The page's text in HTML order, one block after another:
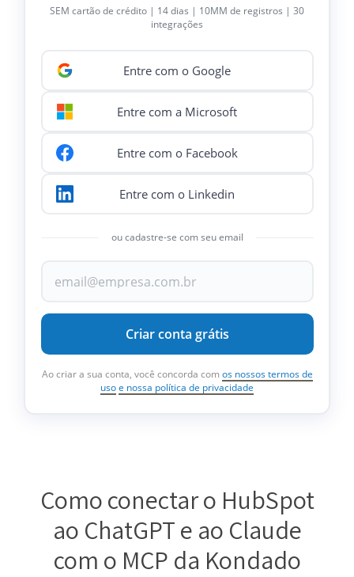
SEM cartão de crédito | 14 dias | 10MM de registros | 30
integrações
Entre com o Google
Entre com a Microsoft
Entre com o Facebook
Entre com o Linkedin
ou cadastre-se com seu email
Criar conta grátis
Ao criar a sua conta, você concorda com os nossos termos de
uso e nossa política de privacidade
Como conectar o HubSpot
ao ChatGPT e ao Claude
com o MCP da Kondado